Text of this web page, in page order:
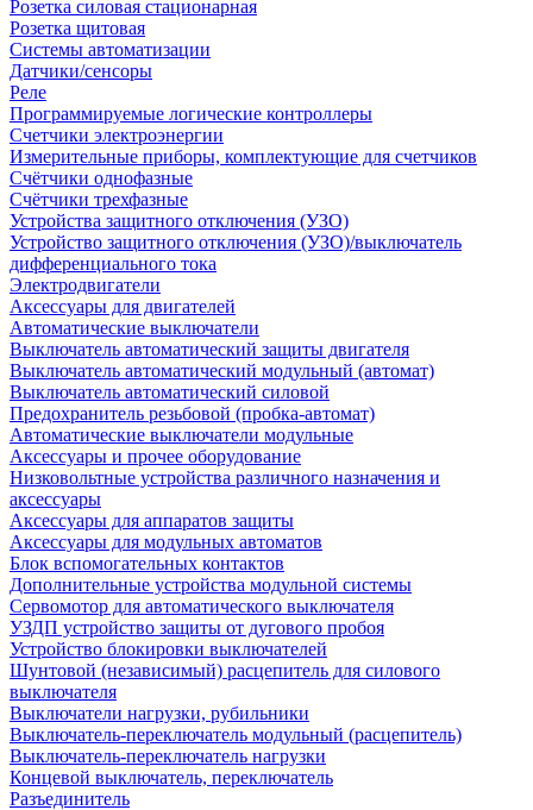
Розетка силовая стационарная
Розетка щитовая
Системы автоматизации
Датчики/сенсоры
Реле
Программируемые логические контроллеры
Счетчики электроэнергии
Измерительные приборы, комплектующие для счетчиков
Счётчики однофазные
Счётчики трехфазные
Устройства защитного отключения (УЗО)
Устройство защитного отключения (УЗО)/выключатель
дифференциального тока
Электродвигатели
Аксессуары для двигателей
Автоматические выключатели
Выключатель автоматический защиты двигателя
Выключатель автоматический модульный (автомат)
Выключатель автоматический силовой
Предохранитель резьбовой (пробка-автомат)
Автоматические выключатели модульные
Аксессуары и прочее оборудование
Низковольтные устройства различного назначения и
аксессуары
Аксессуары для аппаратов защиты
Аксессуары для модульных автоматов
Блок вспомогательных контактов
Дополнительные устройства модульной системы
Сервомотор для автоматического выключателя
УЗДП устройство защиты от дугового пробоя
Устройство блокировки выключателей
Шунтовой (независимый) расцепитель для силового
выключателя
Выключатели нагрузки, рубильники
Выключатель-переключатель модульный (расцепитель)
Выключатель-переключатель нагрузки
Концевой выключатель, переключатель
Разъединитель